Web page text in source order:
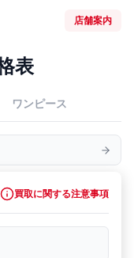
店舗案内
表
ワンピース
買取に関する注意事項